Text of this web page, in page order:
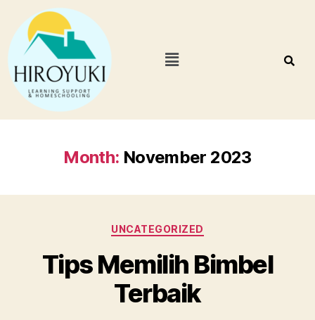
Month: November 2023
UNCATEGORIZED
Tips Memilih Bimbel
Terbaik